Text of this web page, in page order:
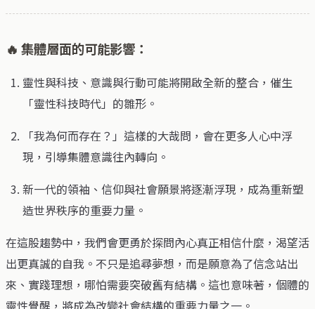
🔥 集體層面的可能影響：
靈性與科技、意識與行動可能將開啟全新的整合，催生
「靈性科技時代」的雛形。
「我為何而存在？」這樣的大哉問，會在更多人心中浮
現，引導集體意識往內轉向。
新一代的領袖、信仰與社會願景將逐漸浮現，成為重新塑
造世界秩序的重要力量。
在這股趨勢中，我們會更勇於探問內心真正相信什麼，渴望活
出更真誠的自我。不只是追尋夢想，而是願意為了信念站出
來、實踐理想，哪怕需要突破舊有結構。這也意味著，個體的
靈性覺醒，將成為改變社會結構的重要力量之一。